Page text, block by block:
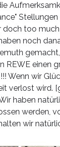
Stellungen
too
noch
REWE einen
Wenn wir
verlost wird.
haben
werden,
wir